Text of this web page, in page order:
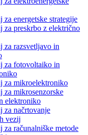
za energetske strategije
za preskrbo z električno
za razsvetljavo in
za fotovoltaiko in
za mikroelektroniko
za mikrosenzorske
elektroniko
za načrtovanje
vezij
za računalniške metode